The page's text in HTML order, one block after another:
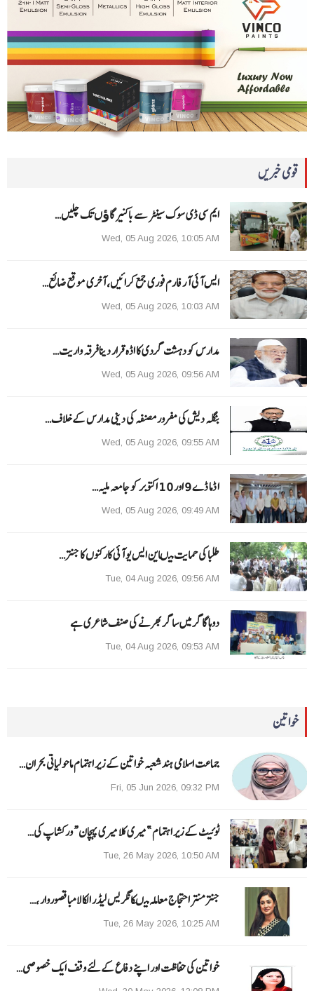
قومی خبریں
ایم سی ڈی سوک سینٹر سے باکنیر گاﺅں تک چلیں…
Wed, 05 Aug 2026, 10:05 AM
ایس آئی آر فارم فوری جمع کرائیں، آخری موقع ضائع…
Wed, 05 Aug 2026, 10:03 AM
مدارس کو دہشت گردی کا اڈہ قرار دینا فرقہ واریت…
Wed, 05 Aug 2026, 09:56 AM
بنگلہ دیش کی مفرور مصنفہ کی دینی مدارس کے خلاف…
Wed, 05 Aug 2026, 09:55 AM
ا ڈما ڈے 9 اور 10 اکتوبر کو جامعہ ملیہ…
Wed, 05 Aug 2026, 09:49 AM
طلبا کی حمایت میںاین ایس یو آئی کارکنوں کا جنتر…
Tue, 04 Aug 2026, 09:56 AM
دوہا گاگر میں ساگر بھرنے کی صنف شاعری ہے
Tue, 04 Aug 2026, 09:53 AM
خواتین
جماعت اسلامی ہند شعبہ خواتین کے زیر اہتمام ماحولیاتی بحران…
Fri, 05 Jun 2026, 09:32 PM
ٹوئیٹ کے زیر اہتمام ”میری کلا میری پہچان“ ورکشاپ کی…
Tue, 26 May 2026, 10:50 AM
جنتر منتر احتجاج معاملہ میںکانگریس لیڈر الکا لامبا قصوروار ،…
Tue, 26 May 2026, 10:25 AM
خواتین کی حفاظت اور اپنے دفاع کےلئے وقف ایک خصوصی…